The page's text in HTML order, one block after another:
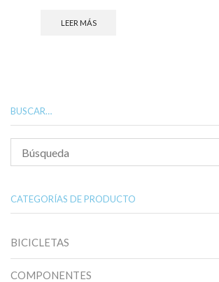
LEER MÁS
BUSCAR…
CATEGORÍAS DE PRODUCTO
BICICLETAS
COMPONENTES